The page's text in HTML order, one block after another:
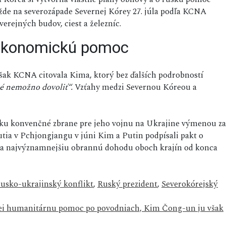
na severozápade Severnej Kórey 27. júla podľa KCNA
budov, ciest a železníc.
pomoc
KCNA citovala Kima, ktorý bez ďalších podrobností
nemožno dovoliť“.Vzťahy medzi Severnou Kóreou a
konvenčné zbrane pre jeho vojnu na Ukrajine výmenou za
v Pchjongjangu v júni Kim a Putin podpísali pakt o
najvýznamnejšiu obrannú dohodu oboch krajín od konca
ukrajinský konflikt,Ruský prezident,Severokórejský
humanitárnu pomoc po povodniach, Kim Čong-un ju však